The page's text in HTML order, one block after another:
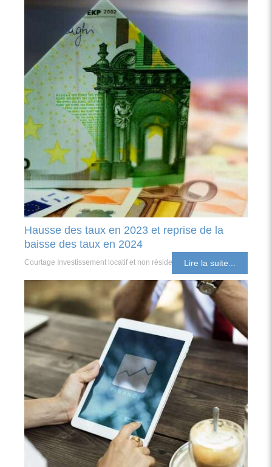
Hausse des taux en 2023 et reprise de la
baisse des taux en 2024
Courtage Investissement locatif et non résident Lire la suite...